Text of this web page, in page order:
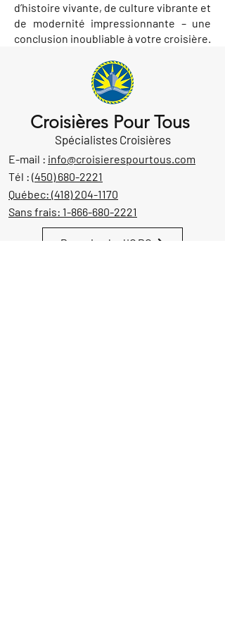
d’histoire vivante, de culture vibrante et
de modernité impressionnante – une
conclusion inoubliable à votre croisière.
Croisières Pour Tous
Spécialistes Croisières
E-mail : info@croisierespourtous.com
Tél : (450) 680-2221
Québec: (418) 204-1170
Sans frais: 1-866-680-2221
Permis de l'OPC